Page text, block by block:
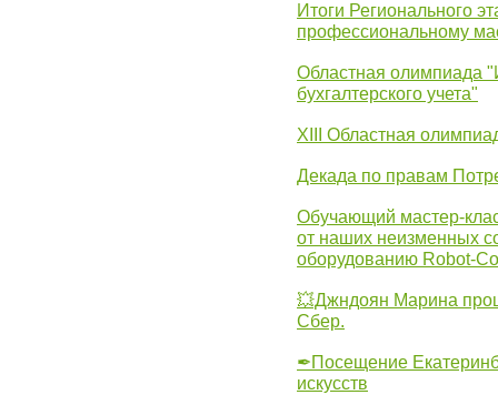
Итоги Регионального
профессиональному
Областная олимпиада
бухгалтерского учета"
XIII Областная
Декада по правам
Обучающий мастер-
от наших неизменных
оборудованию Robot-
💥Джндоян Марина
Сбер.
✒Посещение
искусств